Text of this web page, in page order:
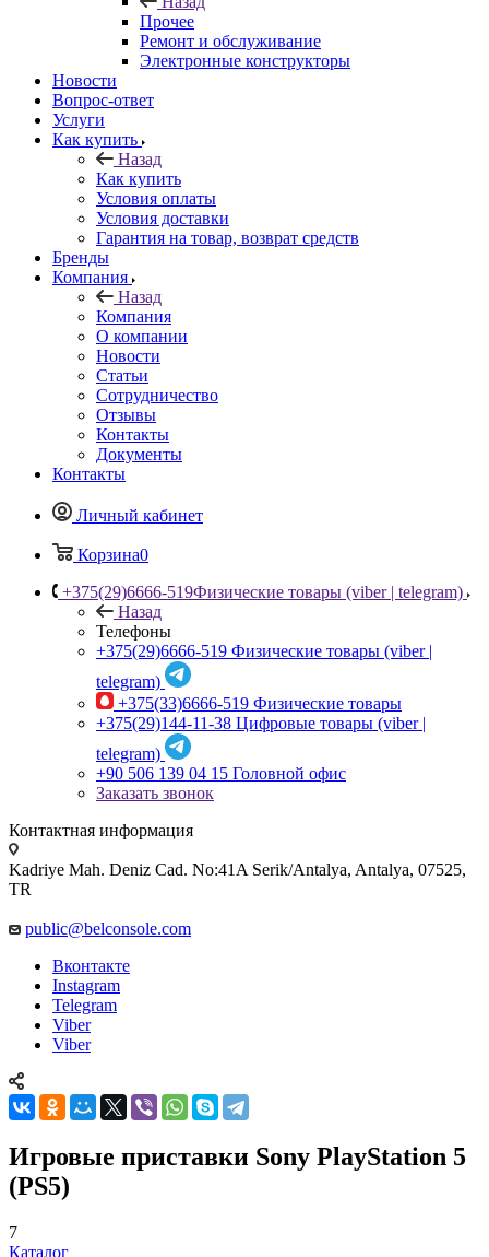
Прочее
Ремонт и обслуживание
Электронные конструкторы
Новости
Вопрос-ответ
Услуги
Как купить
Назад
Как купить
Условия оплаты
Условия доставки
Гарантия на товар, возврат средств
Бренды
Компания
Назад
Компания
О компании
Новости
Статьи
Сотрудничество
Отзывы
Контакты
Документы
Контакты
Личный кабинет
Корзина0
+375(29)6666-519Физические товары (viber | telegram)
Назад
Телефоны
+375(29)6666-519 Физические товары (viber |
telegram)
+375(33)6666-519 Физические товары
+375(29)144-11-38 Цифровые товары (viber |
telegram)
+90 506 139 04 15 Головной офис
Заказать звонок
Контактная информация
Kadriye Mah. Deniz Cad. No:41A Serik/Antalya, Antalya, 07525,
TR
public@belconsole.com
Вконтакте
Instagram
Telegram
Viber
Viber
Игровые приставки Sony PlayStation 5
(PS5)
7
Каталог